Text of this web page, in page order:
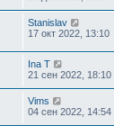
Stanislav
17 окт 2022, 13:10
Ina T
21 сен 2022, 18:10
Vims
04 сен 2022, 14:54